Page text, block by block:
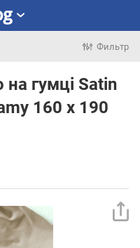
Фильтр
гумці Satin
160 х 190